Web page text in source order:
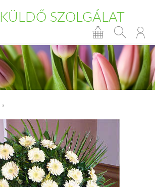
SZOLGÁLAT